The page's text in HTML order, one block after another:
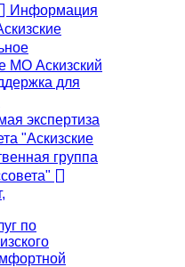
Информация
МО Аскизский
для
экспертиза
"Аскизские
группа
по